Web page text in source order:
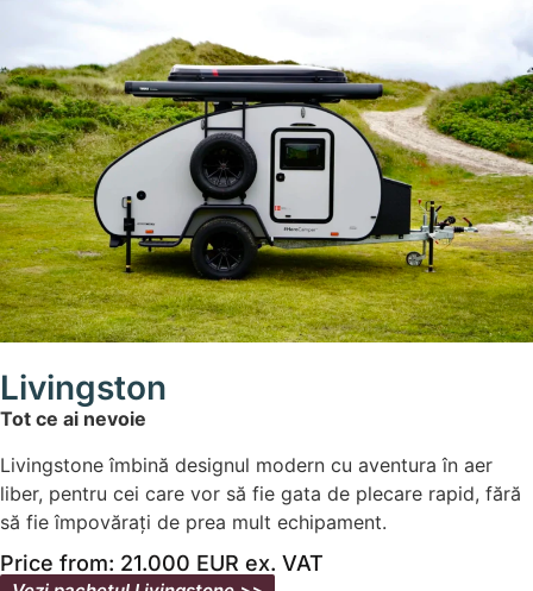
Livingston
Tot ce ai nevoie
Livingstone îmbină designul modern cu aventura în aer
liber, pentru cei care vor să fie gata de plecare rapid, fără
să fie împovărați de prea mult echipament.
Price from: 21.000 EUR ex. VAT